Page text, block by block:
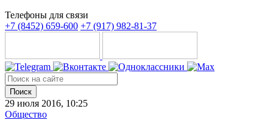
Телефоны для связи
+7 (8452) 659-600 +7 (917) 982-81-37
Поиск
29 июля 2016, 10:25
Общество